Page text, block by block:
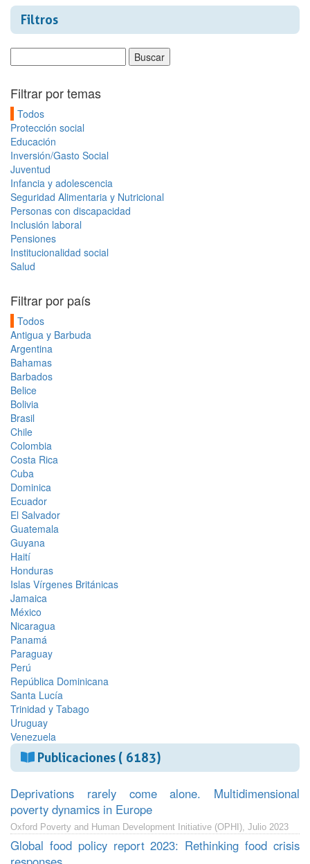
Filtros
Filtrar por temas
Todos
Protección social
Educación
Inversión/Gasto Social
Juventud
Infancia y adolescencia
Seguridad Alimentaria y Nutricional
Personas con discapacidad
Inclusión laboral
Pensiones
Institucionalidad social
Salud
Filtrar por país
Todos
Antigua y Barbuda
Argentina
Bahamas
Barbados
Belice
Bolivia
Brasil
Chile
Colombia
Costa Rica
Cuba
Dominica
Ecuador
El Salvador
Guatemala
Guyana
Haití
Honduras
Islas Vírgenes Británicas
Jamaica
México
Nicaragua
Panamá
Paraguay
Perú
República Dominicana
Santa Lucía
Trinidad y Tabago
Uruguay
Venezuela
Publicaciones ( 6183)
Deprivations rarely come alone. Multidimensional
poverty dynamics in Europe
Oxford Poverty and Human Development Initiative (OPHI), Julio 2023
Global food policy report 2023: Rethinking food crisis